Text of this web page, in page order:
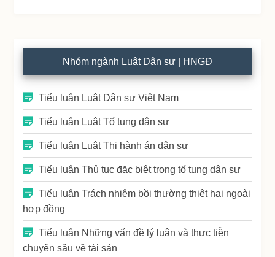
Nhóm ngành Luật Dân sự | HNGĐ
Tiểu luận Luật Dân sự Việt Nam
Tiểu luận Luật Tố tụng dân sự
Tiểu luận Luật Thi hành án dân sự
Tiểu luận Thủ tục đặc biệt trong tố tụng dân sự
Tiểu luận Trách nhiệm bồi thường thiệt hại ngoài
hợp đồng
Tiểu luận Những vấn đề lý luận và thực tiễn
chuyên sâu về tài sản